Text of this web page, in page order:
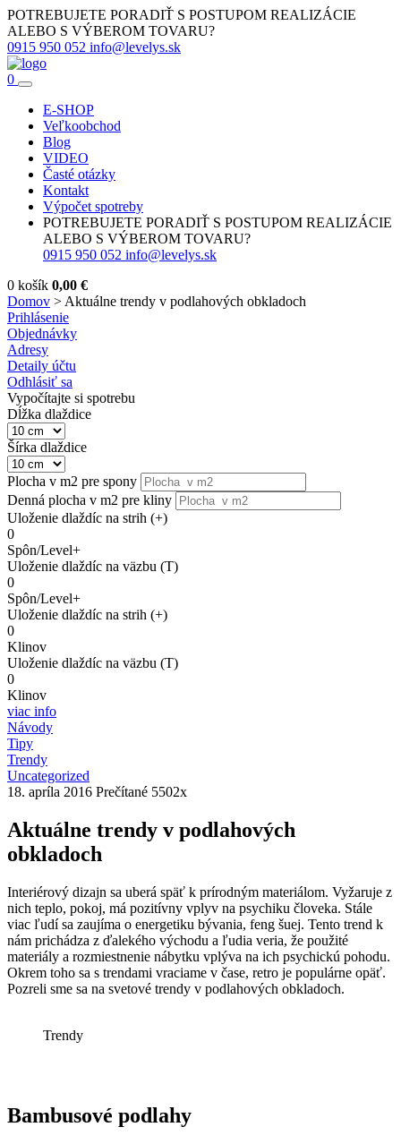
POTREBUJETE PORADIŤ S POSTUPOM REALIZÁCIE
ALEBO S VÝBEROM TOVARU?
0915 950 052 info@levelys.sk
0
E-SHOP
Veľkoobchod
Blog
VIDEO
Časté otázky
Kontakt
Výpočet spotreby
POTREBUJETE PORADIŤ S POSTUPOM REALIZÁCIE
ALEBO S VÝBEROM TOVARU?
0915 950 052 info@levelys.sk
0 košík 0,00 €
Domov > Aktuálne trendy v podlahových obkladoch
Prihlásenie
Objednávky
Adresy
Detaily účtu
Odhlásiť sa
Vypočítajte si spotrebu
Dĺžka dlaždice
Šírka dlaždice
Plocha v m2 pre spony
Denná plocha v m2 pre kliny
Uloženie dlaždíc na strih (+)
0
Spôn/Level+
Uloženie dlaždíc na väzbu (T)
0
Spôn/Level+
Uloženie dlaždíc na strih (+)
0
Klinov
Uloženie dlaždíc na väzbu (T)
0
Klinov
viac info
Návody
Tipy
Trendy
Uncategorized
18. apríla 2016 Prečítané 5502x
Aktuálne trendy v podlahových
obkladoch
Interiérový dizajn sa uberá späť k prírodným materiálom. Vyžaruje z
nich teplo, pokoj, má pozitívny vplyv na psychiku človeka. Stále
viac ľudí sa zaujíma o energetiku bývania, feng šuej. Tento trend k
nám prichádza z ďalekého východu a ľudia veria, že použité
materiály a rozmiestnenie nábytku vplýva na ich psychickú pohodu.
Okrem toho sa s trendami vraciame v čase, retro je populárne opäť.
Pozreli sme sa na svetové trendy v podlahových obkladoch.
Trendy
Bambusové podlahy